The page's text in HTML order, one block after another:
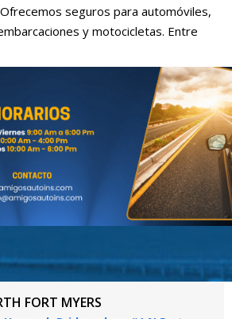
seguros para automóviles,
y motocicletas. Entre
FORT MYERS